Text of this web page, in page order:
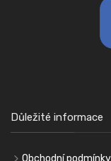
Důležité informace